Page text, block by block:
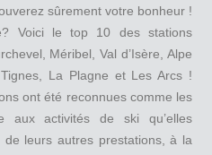
sûrement votre bonheur !
Voici le top 10 des stations
Méribel, Val d’Isère, Alpe
La Plagne et Les Arcs !
ont été reconnues comme les
aux activités de ski qu’elles
leurs autres prestations, à la